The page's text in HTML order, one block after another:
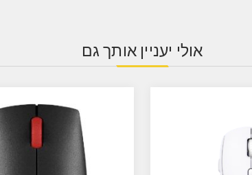
אולי יעניין אותך גם